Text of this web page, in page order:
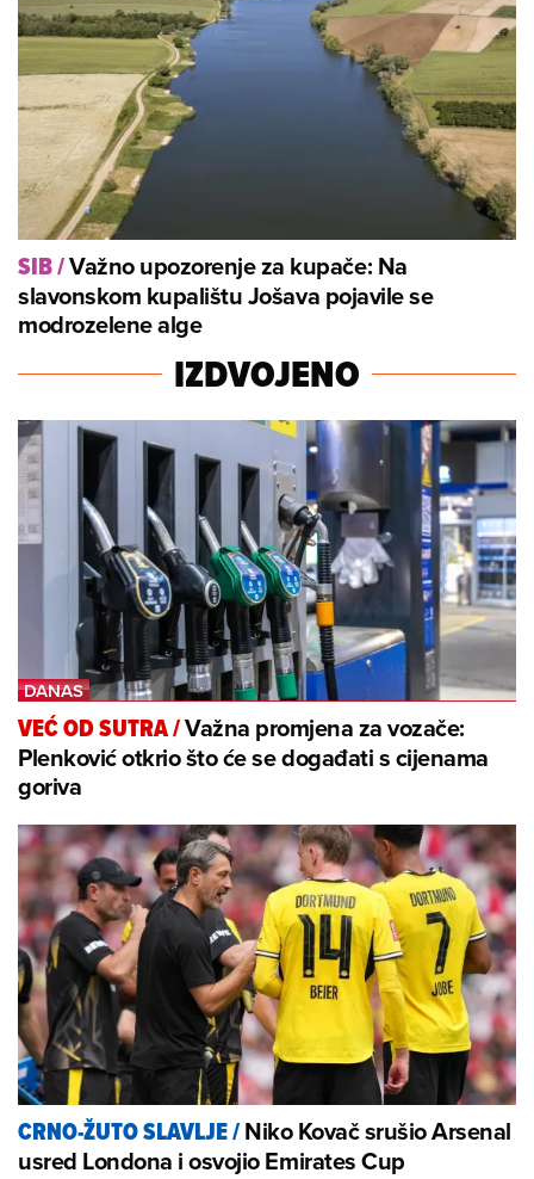
SIB/Važno upozorenje za kupače: Na
slavonskom kupalištu Jošava pojavile se
modrozelene alge
IZDVOJENO
VEĆ OD SUTRA/Važna promjena za vozače:
Plenković otkrio što će se događati s cijenama
goriva
CRNO-ŽUTO SLAVLJE/Niko Kovač srušio Arsenal
usred Londona i osvojio Emirates Cup